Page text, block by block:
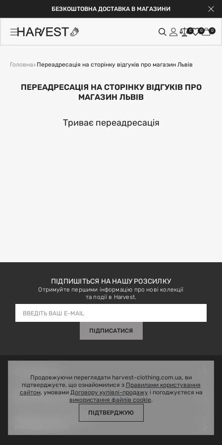
БЕЗКОШТОВНА ДОСТАВКА В МАГАЗИНИ
0 0 0
Головна Переадресація на сторінку відгуків про магазин Львів
ПЕРЕАДРЕСАЦІЯ НА СТОРІНКУ ВІДГУКІВ ПРО
МАГАЗИН ЛЬВІВ
Триває переадресація
ПІДПИШІТЬСЯ НА НАШУ РОЗСИЛКУ
Отримуйте першими інформацію про нові колекції
та події в Harvest.
ПІДПИСАТИСЯ
ІНФОРМАЦІЯ
Outlet
Зворотній зв’язок
Корпоративні та оптові замовлення
ПРО НАС
ЦЕНТР ПІДТРИМКИ
support@harvest-clothing.com.ua
ПІДПИШІТЬСЯ НА НАС
Продовжуючи переглядати harvest-clothing.com.ua, ви
підтверджуєте, що ознайомилися зПравилами користування
сайтом, умовамиДоговору купівлі-продажуі погоджуєтеся на
використання файлів cookie.
ПІДТВЕРДЖУЮ